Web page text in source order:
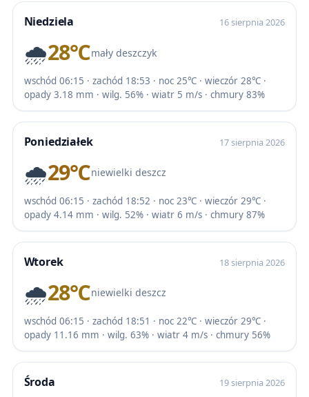
Niedziela 16 sierpnia 2026
🌧️28℃mały deszczyk
wschód 06:15 · zachód 18:53 · noc 25℃ · wieczór 28℃ ·
opady 3.18 mm · wilg. 56% · wiatr 5 m/s · chmury 83%
Poniedziałek 17 sierpnia 2026
🌧️29℃niewielki deszcz
wschód 06:15 · zachód 18:52 · noc 23℃ · wieczór 29℃ ·
opady 4.14 mm · wilg. 52% · wiatr 6 m/s · chmury 87%
Wtorek 18 sierpnia 2026
🌧️28℃niewielki deszcz
wschód 06:15 · zachód 18:51 · noc 22℃ · wieczór 29℃ ·
opady 11.16 mm · wilg. 63% · wiatr 4 m/s · chmury 56%
Środa 19 sierpnia 2026